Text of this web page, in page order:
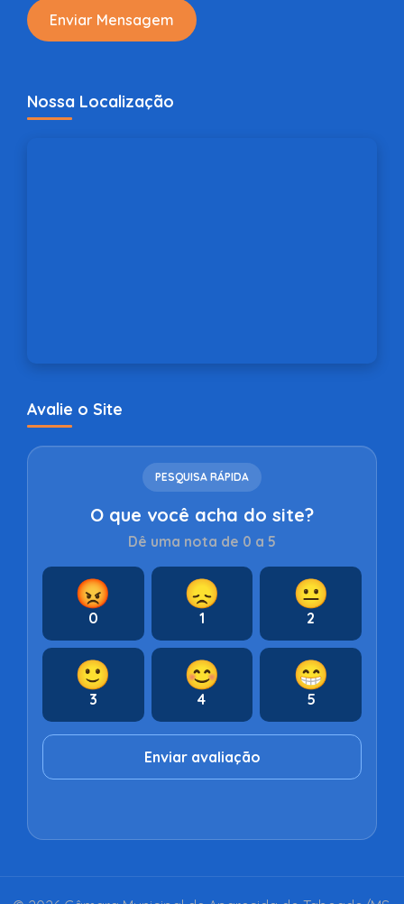
Enviar Mensagem
Nossa Localização
Avalie o Site
PESQUISA RÁPIDA
O que você acha do site?
Dê uma nota de 0 a 5
😡
0
😞
1
😐
2
🙂
3
😊
4
😁
5
Enviar avaliação